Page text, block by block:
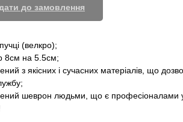
до замовлення
(велкро);
8см на 5.5см;
з якісних і сучасних матеріалів, що
шеврон людьми, що є професіоналами у